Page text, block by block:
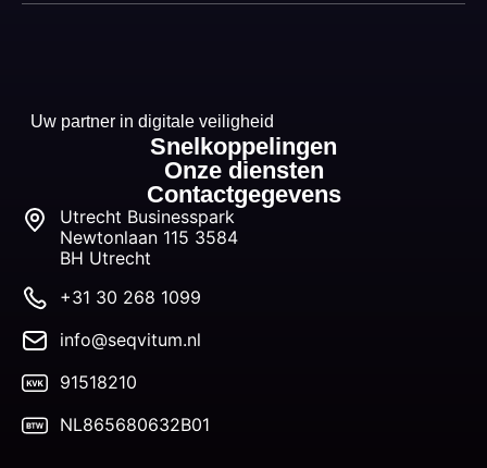
Uw partner in digitale veiligheid
Snelkoppelingen
Onze diensten
Contactgegevens
Utrecht Businesspark
Newtonlaan 115 3584
BH Utrecht
+31 30 268 1099
info@seqvitum.nl
91518210
NL865680632B01